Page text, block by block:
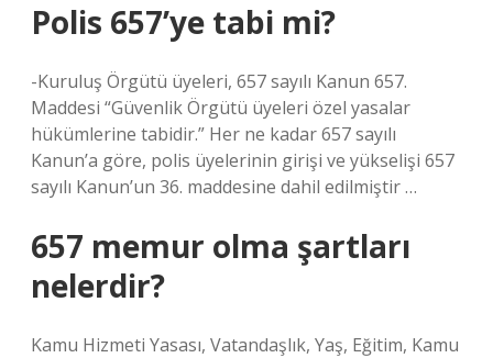
Polis 657’ye tabi mi?
-Kuruluş Örgütü üyeleri, 657 sayılı Kanun 657.
Maddesi “Güvenlik Örgütü üyeleri özel yasalar
hükümlerine tabidir.” Her ne kadar 657 sayılı
Kanun’a göre, polis üyelerinin girişi ve yükselişi 657
sayılı Kanun’un 36. maddesine dahil edilmiştir …
657 memur olma şartları
nelerdir?
Kamu Hizmeti Yasası, Vatandaşlık, Yaş, Eğitim, Kamu